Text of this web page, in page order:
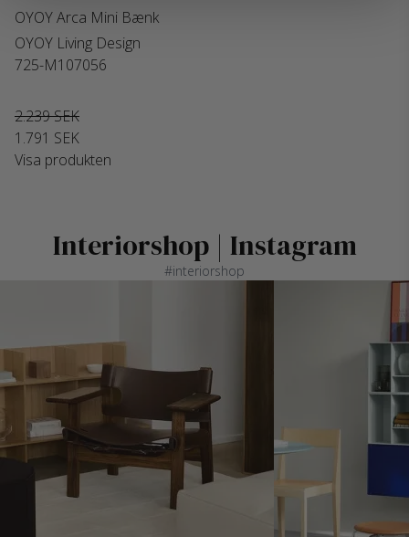
OYOY Arca Mini Bænk
OYOY Living Design
725-M107056
2.239 SEK
1.791 SEK
Visa produkten
Interiorshop | Instagram
#interiorshop